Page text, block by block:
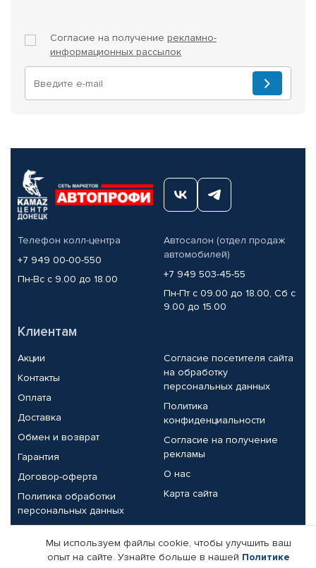
Согласие на получение рекламно-
информационных рассылок
Телефон колл-центра
+7 949 00-00-550
Пн-Вс с 9.00 до 18.00
Автосалон (отдел продаж
автомобилей)
+7 949 503-45-55
Пн-Пт с 09.00 до 18.00, Сб с
9.00 до 15.00
Клиентам
Акции
Контакты
Оплата
Доставка
Обмен и возврат
Гарантия
Договор-оферта
Политика обработки
персональных данных
Согласие посетителя сайта
на обработку
персональных данных
Политика
конфиденциальности
Согласие на получение
рекламы
О нас
Карта сайта
Партнерам
Мы используем файлы cookie, чтобы улучшить ваш
опыт на сайте. Узнайте больше в нашей Политике